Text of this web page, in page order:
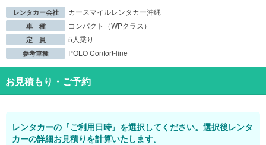
レンタカー会社 カースマイルレンタカー沖縄
車 種 コンパクト（WPクラス）
定 員 5人乗り
参考車種 POLO Confort-line
お見積もり・ご予約
レンタカーの『ご利用日時』を選択してください。選択後レンタ
カーの詳細お見積りを計算いたします。